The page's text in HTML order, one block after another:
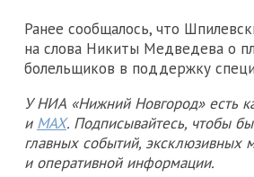
Ранее сообщалось, что
на слова Никиты Медведева о
болельщиков в поддержку
У НИА «Нижний Новгород» есть
и MAX. Подписывайтесь, чтобы
главных событий, эксклюзивных
и оперативной информации.